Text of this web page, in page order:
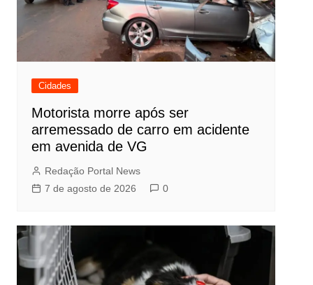
Cidades
Motorista morre após ser
arremessado de carro em acidente
em avenida de VG
Redação Portal News
7 de agosto de 2026
0